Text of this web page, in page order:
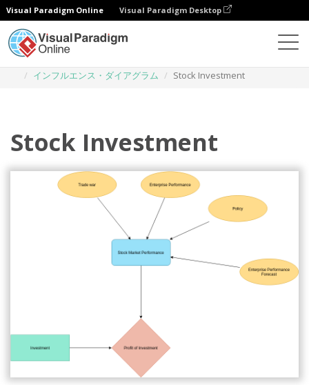
Visual Paradigm Online Visual Paradigm Desktop
インフルエンス・ダイアグラム
Stock Investment
Stock Investment